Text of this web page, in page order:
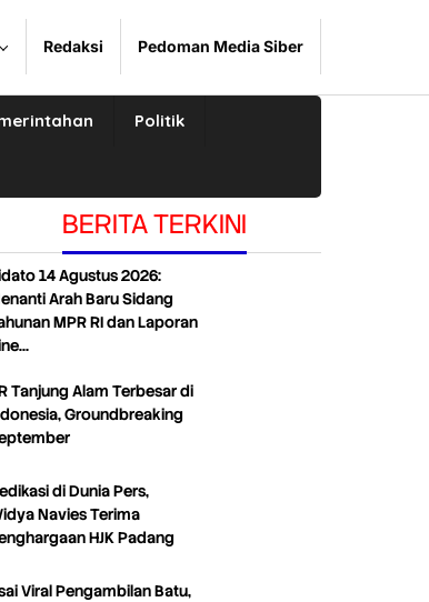
Redaksi Pedoman Media Siber
Politik
BERITA TERKINI
14 Agustus 2026:
Arah Baru Sidang
MPR RI dan Laporan
Tanjung Alam Terbesar di
Groundbreaking
di Dunia Pers,
Navies Terima
HJK Padang
Viral Pengambilan Batu,